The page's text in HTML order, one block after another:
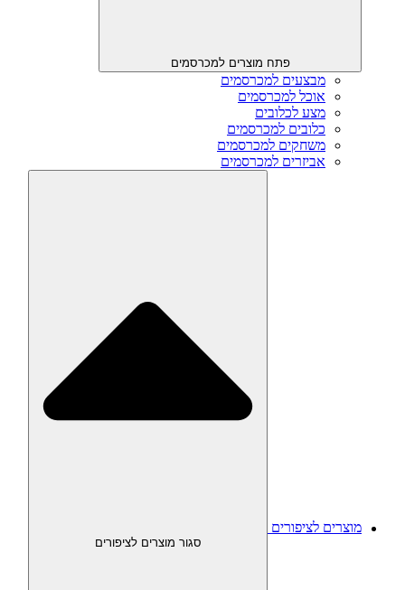
פתח מוצרים למכרסמים
מבצעים למכרסמים
אוכל למכרסמים
מצע לכלובים
כלובים למכרסמים
משחקים למכרסמים
אביזרים למכרסמים
מוצרים לציפורים
סגור מוצרים לציפורים